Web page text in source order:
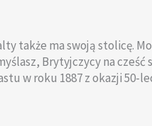
także ma swoją stolicę.
Brytyjczycy na
w roku 1887 z okazji